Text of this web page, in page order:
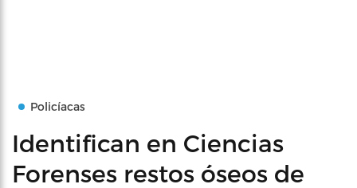
Policíacas
Identifican en Ciencias
Forenses restos óseos de